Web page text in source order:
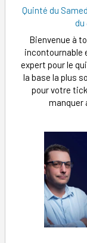
Quinté du
du
Bienvenue à
incontournable
expert pour le
la base la plus
pour votre
manquer